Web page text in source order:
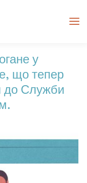
у
що тепер
до Служби